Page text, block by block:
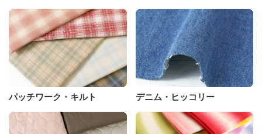
パッチワーク・キルト デニム・ヒッコリー